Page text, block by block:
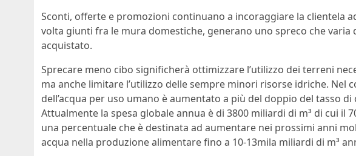
Sconti, offerte e promozioni continuano a incoraggiare la clientela
volta giunti fra le mura domestiche, generano uno spreco che varia
acquistato.
Sprecare meno cibo significherà ottimizzare l’utilizzo dei terreni
ma anche limitare l’utilizzo delle sempre minori risorse idriche. Nel
dell’acqua per uso umano è aumentato a più del doppio del tasso
Attualmente la spesa globale annua è di 3800 miliardi di m³ di cui il
una percentuale che è destinata ad aumentare nei prossimi anni
acqua nella produzione alimentare fino a 10-13mila miliardi di m³